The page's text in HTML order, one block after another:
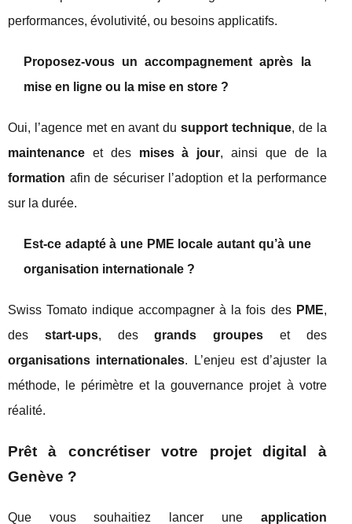
performances, évolutivité, ou besoins applicatifs.
Proposez-vous un accompagnement après la
mise en ligne ou la mise en store ?
Oui, l’agence met en avant dusupport technique, de la
maintenance et des mises à jour, ainsi que de la
formation afin de sécuriser l’adoption et la performance
sur la durée.
Est-ce adapté à une PME locale autant qu’à une
organisation internationale ?
Swiss Tomato indique accompagner à la fois des PME,
des start-ups, desgrands groupes et des
organisations internationales. L’enjeu est d’ajuster la
méthode, le périmètre et la gouvernance projet à votre
réalité.
Prêt à concrétiser votre projet digital à
Genève ?
Que vous souhaitiez lancer une application